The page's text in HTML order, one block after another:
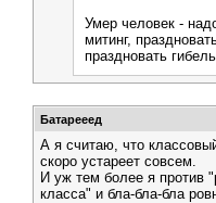
Умер человек -
митинг,
праздновать
Батарееед
А я считаю, что
скоро устареет совсем.
И уж тем более я против
класса" и бла-бла-бла